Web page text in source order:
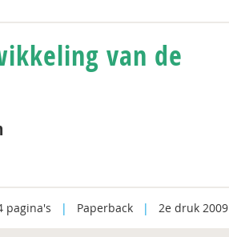
van de
pagina's | Paperback | 2e druk 2009